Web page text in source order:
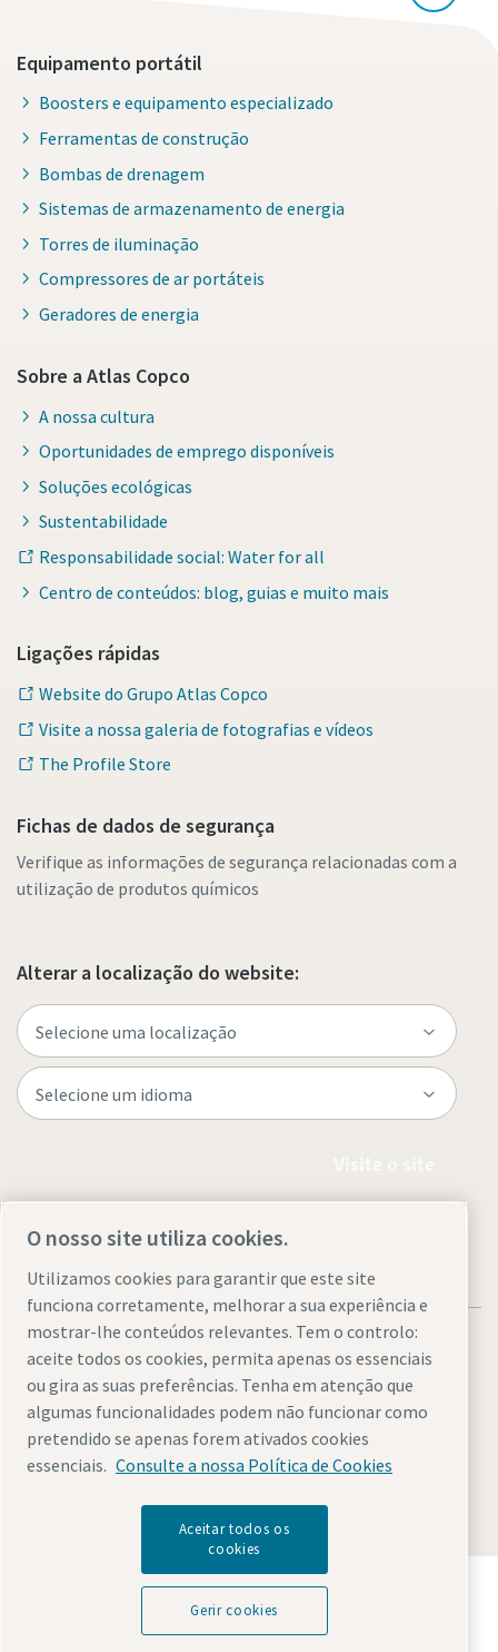
Equipamento portátil
Boosters e equipamento especializado
Ferramentas de construção
Bombas de drenagem
Sistemas de armazenamento de energia
Torres de iluminação
Compressores de ar portáteis
Geradores de energia
Sobre a Atlas Copco
A nossa cultura
Oportunidades de emprego disponíveis
Soluções ecológicas
Sustentabilidade
Responsabilidade social: Water for all
Centro de conteúdos: blog, guias e muito mais
Ligações rápidas
Website do Grupo Atlas Copco
Visite a nossa galeria de fotografias e vídeos
The Profile Store
Fichas de dados de segurança
Verifique as informações de segurança relacionadas com a
utilização de produtos químicos
Alterar a localização do website:
Avisos legais e de privacidadeGerir cookiesAcessibilidade
Mapa do website
© 2026 Atlas Copco
Descubra como o Atlas Copco Group permite uma
tecnologia que transforma o futuro.
Visite o website do Atlas Copco Group
O nosso site utiliza cookies.
Utilizamos cookies para garantir que este site
funciona corretamente, melhorar a sua experiência e
mostrar-lhe conteúdos relevantes. Tem o controlo:
aceite todos os cookies, permita apenas os essenciais
ou gira as suas preferências. Tenha em atenção que
algumas funcionalidades podem não funcionar como
pretendido se apenas forem ativados cookies
essenciais. Consulte a nossa Política de Cookies
Aceitar todos os
cookies
Gerir cookies